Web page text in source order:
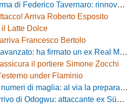
Tavernaro: rinnovato il prestito dal Venezia
Arriva Roberto Esposito
Latte Dolce
Francesco Bertolo
ha firmato un ex Real Monterotondo
il portiere Simone Zocchi
under Flaminio
al via la preparazione e la sfida con il Grosseto
di Odogwu: attaccante ex Südtirol